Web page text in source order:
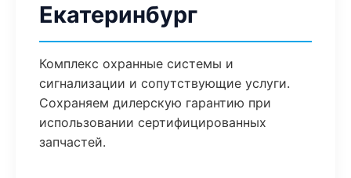
Екатеринбург
Комплекс охранные системы и
сигнализации и сопутствующие услуги.
Сохраняем дилерскую гарантию при
использовании сертифицированных
запчастей.